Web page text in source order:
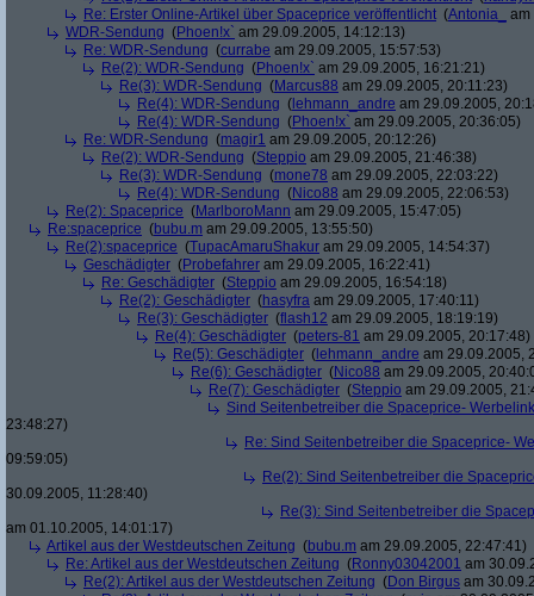
Re: Erster Online-Artikel über Spaceprice veröffentlicht (Antonia_
am
WDR-Sendung (Phoen!x` am 29.09.2005, 14:12:13)
Re: WDR-Sendung (currabe am 29.09.2005, 15:57:53)
Re(2): WDR-Sendung (Phoen!x` am 29.09.2005, 16:21:21)
Re(3): WDR-Sendung (Marcus88 am 29.09.2005, 20:11:23)
Re(4): WDR-Sendung ( lehmann_andre am 29.09.2005,
Re(4): WDR-Sendung (Phoen!x` am 29.09.2005, 20:36:05)
Re: WDR-Sendung (magir1 am 29.09.2005, 20:12:26)
Re(2): WDR-Sendung (Steppio am 29.09.2005, 21:46:38)
Re(3): WDR-Sendung (mone78 am 29.09.2005, 22:03:22)
Re(4): WDR-Sendung (Nico88 am 29.09.2005, 22:06:53)
Re(2): Spaceprice (MarlboroMann am 29.09.2005, 15:47:05)
Re:spaceprice (bubu.m am 29.09.2005, 13:55:50)
Re(2):spaceprice (TupacAmaruShakur am 29.09.2005, 14:54:37)
Geschädigter (Probefahrer am 29.09.2005, 16:22:41)
Re: Geschädigter (Steppio am 29.09.2005, 16:54:18)
Re(2): Geschädigter (hasyfra am 29.09.2005, 17:40:11)
Re(3): Geschädigter (flash12 am 29.09.2005, 18:19:19)
Re(4): Geschädigter (peters-81 am 29.09.2005, 20:17:48)
Re(5): Geschädigter ( lehmann_andre am 29.09.2005,
Re(6): Geschädigter (Nico88 am 29.09.2005,
Re(7): Geschädigter (Steppio am 29.09.2005,
Sind Seitenbetreiber die Spaceprice-
23:48:27)
Re: Sind Seitenbetreiber die Spaceprice-
09:59:05)
Re(2): Sind Seitenbetreiber die
30.09.2005, 11:28:40)
Re(3): Sind Seitenbetreiber die
am 01.10.2005, 14:01:17)
Artikel aus der Westdeutschen Zeitung (bubu.m am 29.09.2005, 22:47:41)
Re: Artikel aus der Westdeutschen Zeitung (Ronny03042001 am
Re(2): Artikel aus der Westdeutschen Zeitung (Don Birgus am